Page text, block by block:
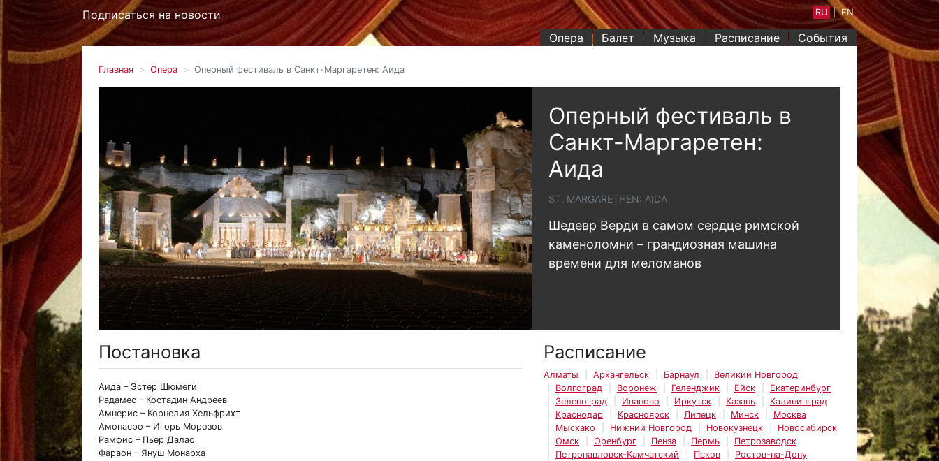
Опера Балет Музыка Расписание События
Подписаться на новости RU | EN
Главная Опера Оперный фестиваль в Санкт-Маргаретен: Аида
Оперный фестиваль в
Санкт-Маргаретен:
Аида
ST. MARGARETHEN: AIDA
Шедевр Верди в самом сердце римской
каменоломни – грандиозная машина
времени для меломанов
Постановка
Аида – Эстер Шюмеги
Радамес – Костадин Андреев
Амнерис – Корнелия Хельфрихт
Амонасро – Игорь Морозов
Рамфис – Пьер Далас
Фараон – Януш Монарха
Расписание
Алматы Архангельск Барнаул
Великий Новгород
Волгоград
Воронеж Геленджик Ейск
Екатеринбург
Зеленоград
Иваново Иркутск Казань
Калининград
Краснодар
Красноярск Липецк Минск
Москва
Мысхако
Нижний Новгород Новокузнецк
Новосибирск
Омск
Оренбург Пенза Пермь
Петрозаводск
Петропавловск-Камчатский
Псков
Ростов-на-Дону